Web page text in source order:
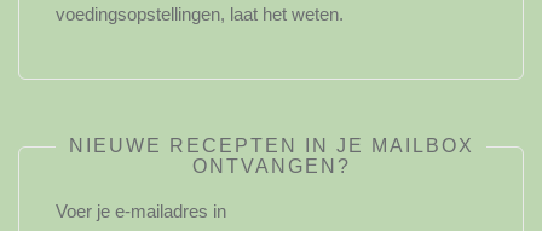
voedingsopstellingen, laat het weten.
NIEUWE RECEPTEN IN JE MAILBOX
ONTVANGEN?
Voer je e-mailadres in